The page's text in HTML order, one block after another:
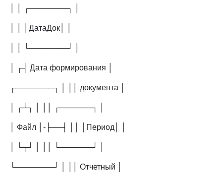
│ │ ┌───────┐ │
│ │ │ДатаДок│ │
│ │ └───────┘ │
│ ┌┤ Дата формирования │
┌───────┐ │ ││ документа │
│ ┌┴┐ │ ││ ┌──────┐ │
│ Файл │-├──┤ ││ │Период│ │
│ └┬┘ │ ││ └──────┘ │
└───────┘ │ ││ Отчетный │